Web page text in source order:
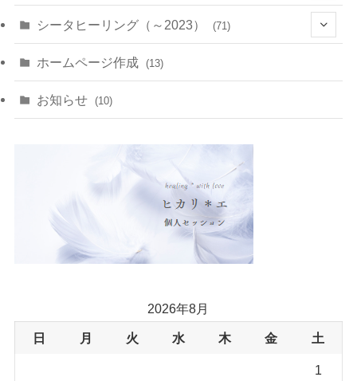
(1) (7)
(4)
(7)
(10)
(11)
(8)
シータヒーリング（～2023） (71)
(14)
(18)
ホームページ作成 (13)
お知らせ (10)
2026年8月
日 月 火 水 木 金 土
1